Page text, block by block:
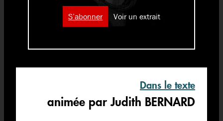
S’abonner Voir un extrait
Dans le texte
animée par Judith BERNARD